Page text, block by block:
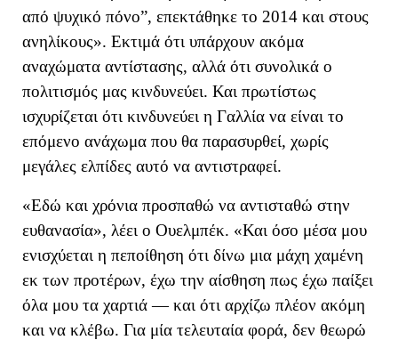
από ψυχικό πόνο”, επεκτάθηκε το 2014 και στους
ανηλίκους». Εκτιμά ότι υπάρχουν ακόμα
αναχώματα αντίστασης, αλλά ότι συνολικά ο
πολιτισμός μας κινδυνεύει. Και πρωτίστως
ισχυρίζεται ότι κινδυνεύει η Γαλλία να είναι το
επόμενο ανάχωμα που θα παρασυρθεί, χωρίς
μεγάλες ελπίδες αυτό να αντιστραφεί.
«Εδώ και χρόνια προσπαθώ να αντισταθώ στην
ευθανασία», λέει ο Ουελμπέκ. «Και όσο μέσα μου
ενισχύεται η πεποίθηση ότι δίνω μια μάχη χαμένη
εκ των προτέρων, έχω την αίσθηση πως έχω παίξει
όλα μου τα χαρτιά — και ότι αρχίζω πλέον ακόμη
και να κλέβω. Για μία τελευταία φορά, δεν θεωρώ